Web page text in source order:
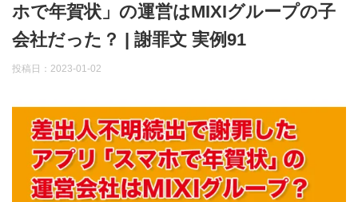
ホで年賀状」の運営はMIXIグループの子
会社だった？ | 謝罪文 実例91
投稿日： 2023-01-02